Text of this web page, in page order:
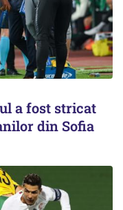
a fost stricat
din Sofia